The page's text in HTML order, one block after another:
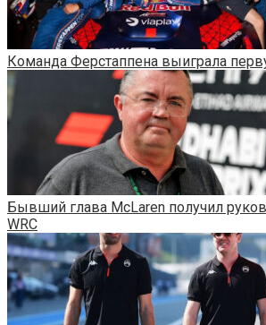
Команда Ферстаппена выиграла
Бывший глава McLaren получил
WRC